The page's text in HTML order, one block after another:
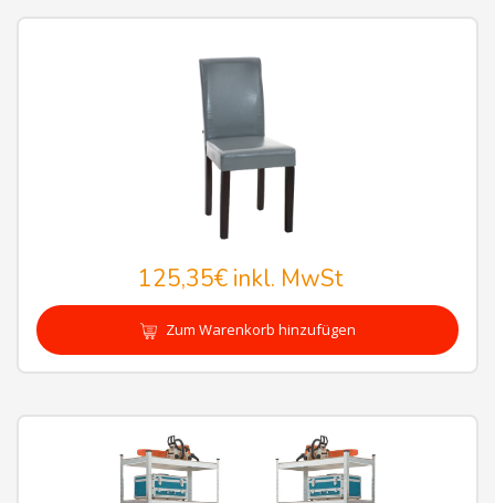
125,35€inkl. MwSt
Zum Warenkorb hinzufügen